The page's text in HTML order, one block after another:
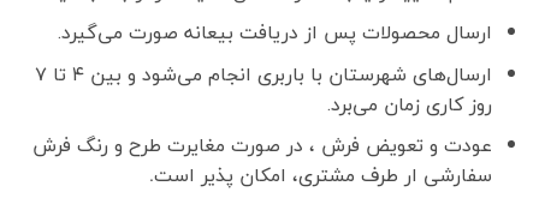
ارسال محصولات پس از دریافت بیعانه صورت می‌گیرد.
ارسال‌های شهرستان با باربری انجام می‌شود و بین ۴ تا ۷
روز کاری زمان می‌برد.
عودت و تعویض فرش ، در صورت مغایرت طرح و رنگ فرش
سفارشی ار طرف مشتری، امکان پذیر است.